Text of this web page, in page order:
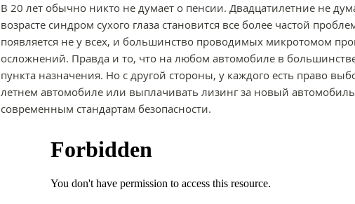
В 20 лет обычно никто не думает о пенсии. Двадцатилетние не
возрасте синдром сухого глаза становится все более частой
появляется не у всех, и большинство проводимых микротомом
осложнений. Правда и то, что на любом автомобиле в
пункта назначения. Но с другой стороны, у каждого есть право
летнем автомобиле или выплачивать лизинг за новый
современным стандартам безопасности.